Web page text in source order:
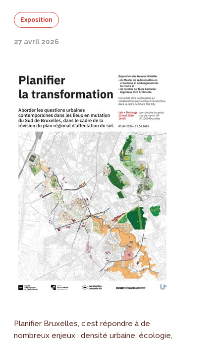
Exposition
27 avril 2026
Planifier Bruxelles, c’est répondre à de
nombreux enjeux : densité urbaine, écologie,